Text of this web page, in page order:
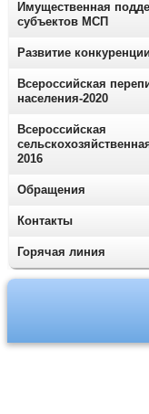
Имущественная
субъектов МСП
Развитие
Всероссийская
населения-2020
Всероссийская
2016
Обращения
Контакты
Горячая линия